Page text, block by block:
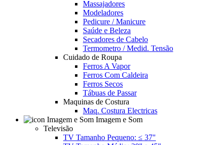
Massajadores
Modeladores
Pedicure / Manicure
Saúde e Beleza
Secadores de Cabelo
Termometro / Medid. Tensão
Cuidado de Roupa
Ferros A Vapor
Ferros Com Caldeira
Ferros Secos
Tábuas de Passar
Maquinas de Costura
Maq. Costura Electricas
Imagem e Som
Televisão
TV Tamanho Pequeno: ≤ 37"